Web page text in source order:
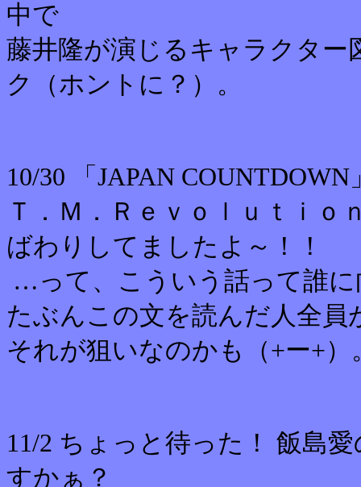
中で
藤井隆が演じるキャラクター
ク（ホントに？）。
10/30 「JAPAN
Ｔ．Ｍ．Ｒｅｖｏｌｕｔｉｏ
ばわりしてましたよ～！！
…って、こういう話って誰
たぶんこの文を読んだ人全
それが狙いなのかも（+ー+）
11/2 ちょっと待った！ 飯島
すかぁ？